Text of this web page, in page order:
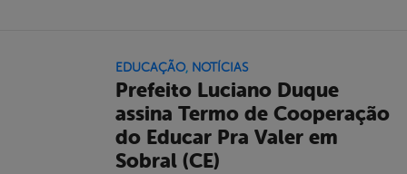
EDUCAÇÃO, NOTÍCIAS
Prefeito Luciano Duque
assina Termo de Cooperação
do Educar Pra Valer em
Sobral (CE)